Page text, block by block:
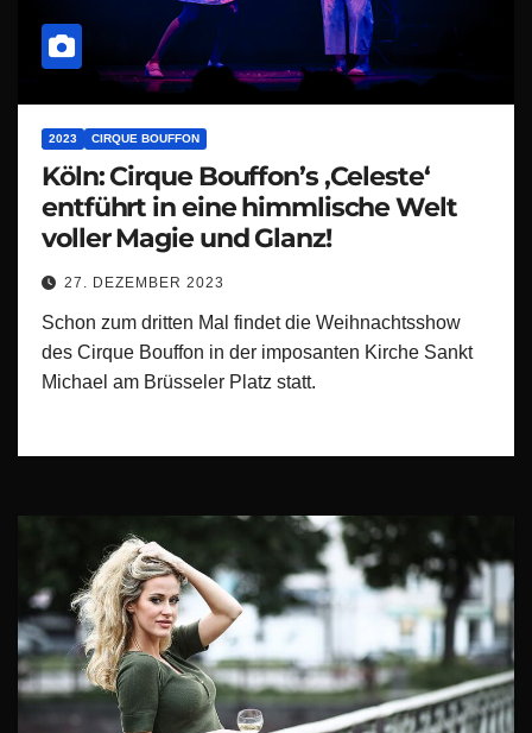
2023 CIRQUE BOUFFON
Köln: Cirque Bouffon’s ‚Celeste‘
entführt in eine himmlische Welt
voller Magie und Glanz!
27. DEZEMBER 2023
Schon zum dritten Mal findet die Weihnachtsshow
des Cirque Bouffon in der imposanten Kirche Sankt
Michael am Brüsseler Platz statt.